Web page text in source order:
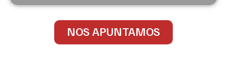
NOS APUNTAMOS